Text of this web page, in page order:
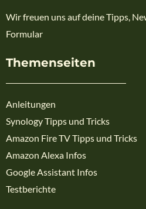
Wir freuen uns auf deine Tipps,
Formular
Themenseiten
Anleitungen
Synology Tipps und Tricks
Amazon Fire TV Tipps und Tricks
Amazon Alexa Infos
Google Assistant Infos
Testberichte